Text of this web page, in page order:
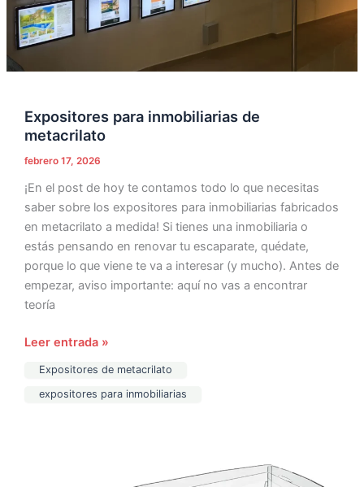
Expositores para inmobiliarias de
metacrilato
febrero 17, 2026
¡En el post de hoy te contamos todo lo que necesitas
saber sobre los expositores para inmobiliarias fabricados
en metacrilato a medida! Si tienes una inmobiliaria o
estás pensando en renovar tu escaparate, quédate,
porque lo que viene te va a interesar (y mucho). Antes de
empezar, aviso importante: aquí no vas a encontrar
teoría
Leer entrada »
Expositores de metacrilato
expositores para inmobiliarias